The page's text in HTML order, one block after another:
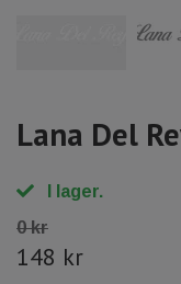
Lana Del
I lager.
0 kr
148 kr